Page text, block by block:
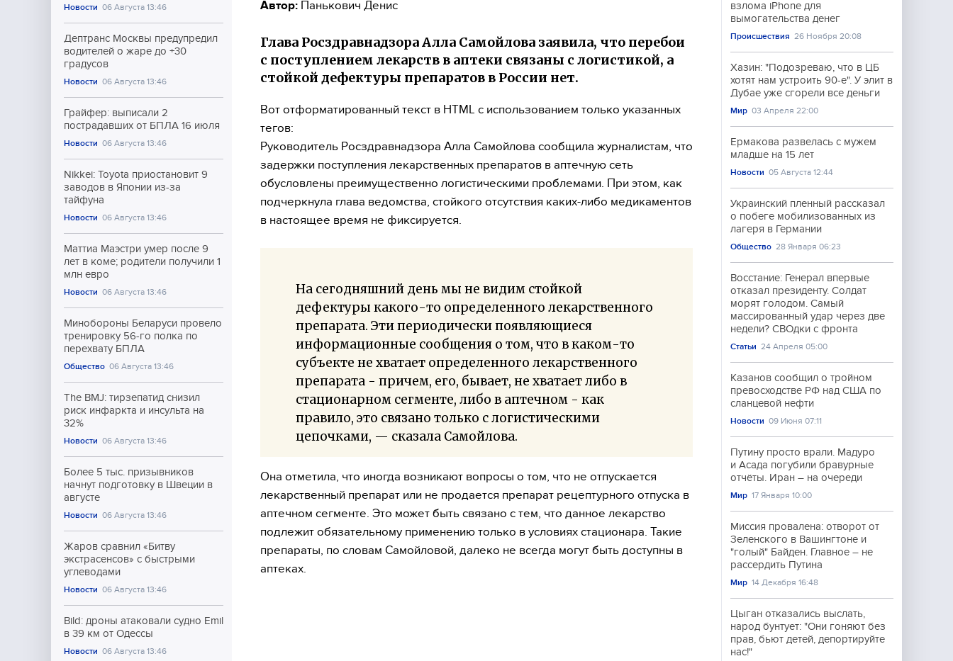
Новости 06 Августа 13:46
Дептранс Москвы предупредил
водителей о жаре до +30
градусов
Новости 06 Августа 13:46
Грайфер: выписали 2
пострадавших от БПЛА 16 июля
Новости 06 Августа 13:46
Nikkei: Toyota приостановит 9
заводов в Японии из-за
тайфуна
Новости 06 Августа 13:46
Маттиа Маэстри умер после 9
лет в коме; родители получили 1
млн евро
Новости 06 Августа 13:46
Минобороны Беларуси провело
тренировку 56-го полка по
перехвату БПЛА
Общество 06 Августа 13:46
The BMJ: тирзепатид снизил
риск инфаркта и инсульта на
32%
Новости 06 Августа 13:46
Более 5 тыс. призывников
начнут подготовку в Швеции в
августе
Новости 06 Августа 13:46
Жаров сравнил «Битву
экстрасенсов» с быстрыми
углеводами
Новости 06 Августа 13:46
Bild: дроны атаковали судно Emil
в 39 км от Одессы
Новости 06 Августа 13:46
Автор: Панькович Денис
Глава Росздравнадзора Алла Самойлова заявила, что перебои
с поступлением лекарств в аптеки связаны с логистикой, а
стойкой дефектуры препаратов в России нет.
Вот отформатированный текст в HTML с использованием только указанных
тегов:
Руководитель Росздравнадзора Алла Самойлова сообщила журналистам, что
задержки поступления лекарственных препаратов в аптечную сеть
обусловлены преимущественно логистическими проблемами. При этом, как
подчеркнула глава ведомства, стойкого отсутствия каких-либо медикаментов
в настоящее время не фиксируется.
На сегодняшний день мы не видим стойкой
дефектуры какого-то определенного лекарственного
препарата. Эти периодически появляющиеся
информационные сообщения о том, что в каком-то
субъекте не хватает определенного лекарственного
препарата - причем, его, бывает, не хватает либо в
стационарном сегменте, либо в аптечном - как
правило, это связано только с логистическими
цепочками, — сказала Самойлова.
Она отметила, что иногда возникают вопросы о том, что не отпускается
лекарственный препарат или не продается препарат рецептурного отпуска в
аптечном сегменте. Это может быть связано с тем, что данное лекарство
подлежит обязательному применению только в условиях стационара. Такие
препараты, по словам Самойловой, далеко не всегда могут быть доступны в
аптеках.
взлома iPhone для
вымогательства денег
Происшествия 26 Ноября 20:08
Хазин: "Подозреваю, что в ЦБ
хотят нам устроить 90-е". У элит в
Дубае уже сгорели все деньги
Мир 03 Апреля 22:00
Ермакова развелась с мужем
младше на 15 лет
Новости 05 Августа 12:44
Украинский пленный рассказал
о побеге мобилизованных из
лагеря в Германии
Общество 28 Января 06:23
Восстание: Генерал впервые
отказал президенту. Солдат
морят голодом. Самый
массированный удар через две
недели? СВОдки с фронта
Статьи 24 Апреля 05:00
Казанов сообщил о тройном
превосходстве РФ над США по
сланцевой нефти
Новости 09 Июня 07:11
Путину просто врали. Мадуро
и Асада погубили бравурные
отчёты. Иран – на очереди
Мир 17 Января 10:00
Миссия провалена: отворот от
Зеленского в Вашингтоне и
"голый" Байден. Главное – не
рассердить Путина
Мир 14 Декабря 16:48
Цыган отказались выслать,
народ бунтует: "Они гоняют без
прав, бьют детей, депортируйте
нас!"